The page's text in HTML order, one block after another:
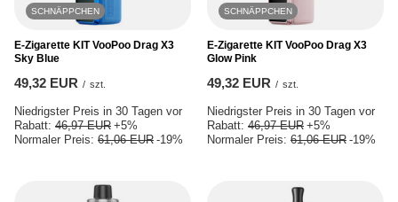
SCHNÄPPCHEN
E-Zigarette KIT VooPoo Drag X3
Sky Blue
49,32 EUR / szt.
Niedrigster Preis in 30 Tagen vor
Rabatt: 46,97 EUR +5%
Normaler Preis: 61,06 EUR -19%
SCHNÄPPCHEN
E-Zigarette KIT VooPoo Drag X3
Glow Pink
49,32 EUR / szt.
Niedrigster Preis in 30 Tagen vor
Rabatt: 46,97 EUR +5%
Normaler Preis: 61,06 EUR -19%